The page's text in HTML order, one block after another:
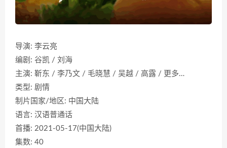
导演: 李云亮
编剧: 谷凯 / 刘海
主演: 靳东 / 李乃文 / 毛晓慧 / 吴越 / 高露 / 更多…
类型: 剧情
制片国家/地区: 中国大陆
语言: 汉语普通话
首播: 2021-05-17(中国大陆)
集数: 40